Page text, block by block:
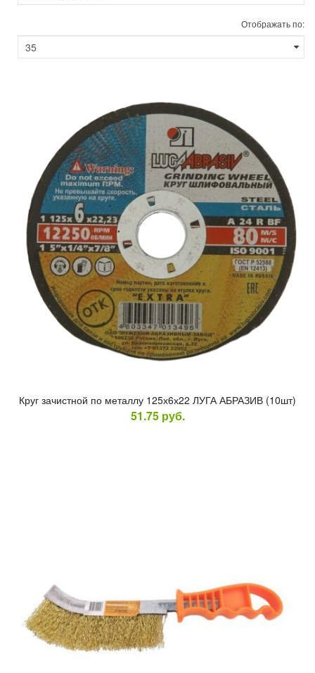
Отображать по:
Круг за­чис­тной по ме­тал­лу 125х6х22 ЛУ­ГА АБ­РА­ЗИВ (10шт)
51.75 руб.